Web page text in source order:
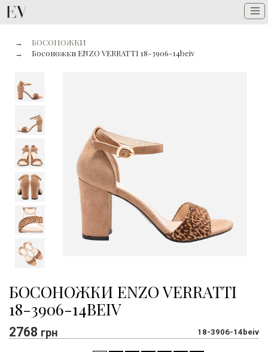
→
БОСОНОЖКИ
→
Босоножки ENZO VERRATTI 18-3906-14beiv
БОСОНОЖКИ ENZO VERRATTI
18-3906-14BEIV
2768 грн 18-3906-14beiv